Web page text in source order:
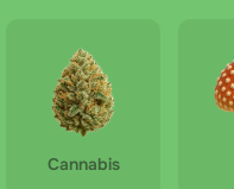
Cannabis